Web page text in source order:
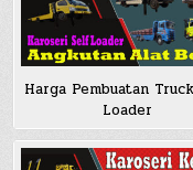
Harga Pembuatan
Loader